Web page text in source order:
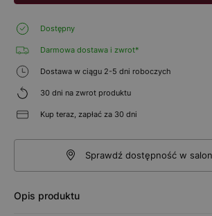
Dostępny
Darmowa dostawa i zwrot*
Dostawa w ciągu 2-5 dni roboczych
30 dni na zwrot produktu
Kup teraz, zapłać za 30 dni
Sprawdź dostępność w
Opis produktu